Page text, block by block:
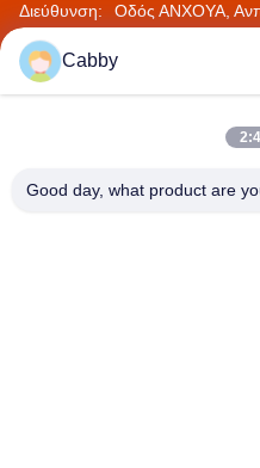
Διεύθυνση: Οδός ΑΝΧΟΥΑ,
Φαξ: 0086-318-7526515
Τηλέφωνο: 0086-318-7535320
Cabby
Good day, what product are